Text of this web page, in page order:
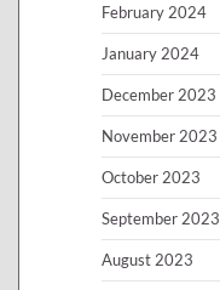
February 2024
January 2024
December 2023
November 2023
October 2023
September 2023
August 2023